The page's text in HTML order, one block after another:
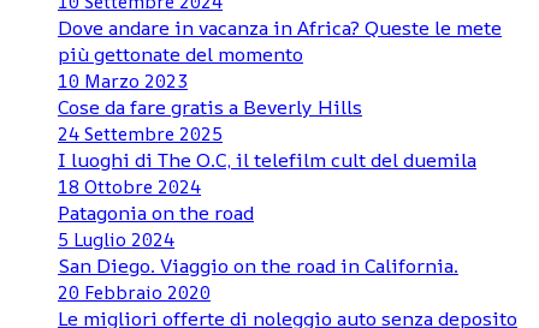
Dove andare in vacanza in Africa? Queste le mete
più gettonate del momento
10 Marzo 2023
Cose da fare gratis a Beverly Hills
24 Settembre 2025
I luoghi di The O.C, il telefilm cult del duemila
18 Ottobre 2024
Patagonia on the road
5 Luglio 2024
San Diego. Viaggio on the road in California.
20 Febbraio 2020
Le migliori offerte di noleggio auto senza deposito